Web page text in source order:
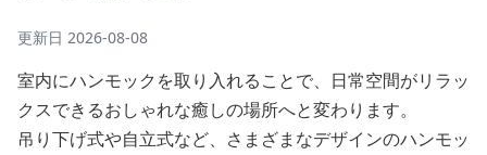
更新日 2026-08-08
室内にハンモックを取り入れることで、日常空間がリラッ
クスできるおしゃれな癒しの場所へと変わります。
吊り下げ式や自立式など、さまざまなデザインのハンモッ